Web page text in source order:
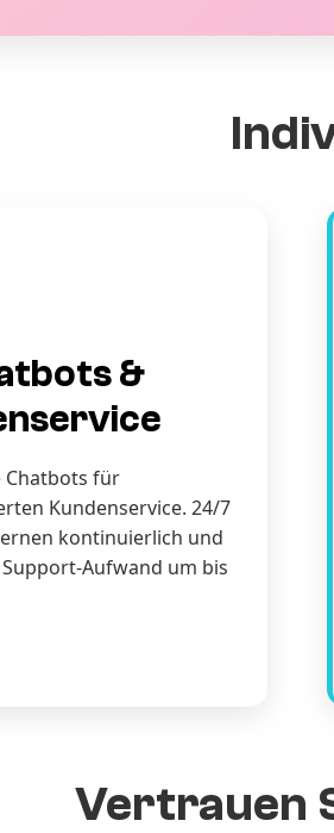
&
für
Kundenservice. 24/7
kontinuierlich und
Aufwand um bis
Vertrauen